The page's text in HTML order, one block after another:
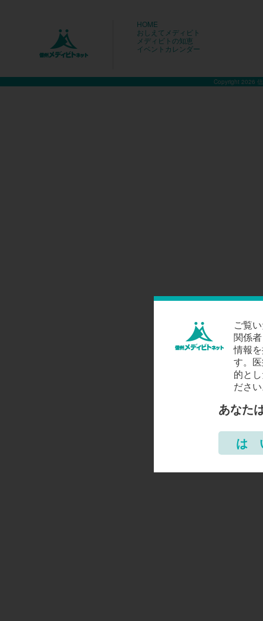
HOME
おしえてメディビト
メディビトの知恵
イベントカレンダー
Copyright 2026
ご覧
関係
情報
す。
的と
ださ
あなた
は